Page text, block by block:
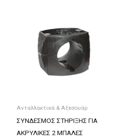
Ανταλλακτικά & Αξεσουάρ
ΣΥΝΔΕΣΜΟΣ ΣΤΗΡΙΞΗΣ ΓΙΑ
ΑΚΡΥΛΙΚΕΣ 2 ΜΠΑΛΕΣ